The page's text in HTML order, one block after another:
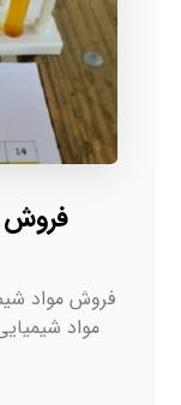
فروش
فروش مواد
مواد